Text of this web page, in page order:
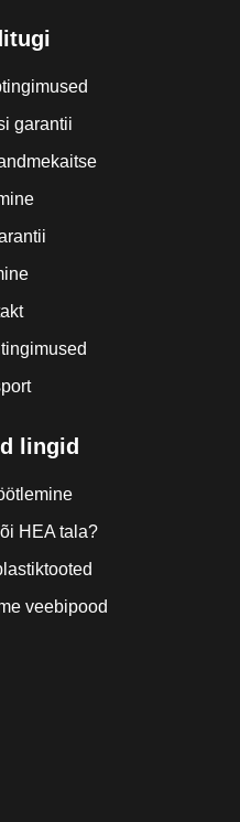
garantii
lingid
HEA tala?
veebipood